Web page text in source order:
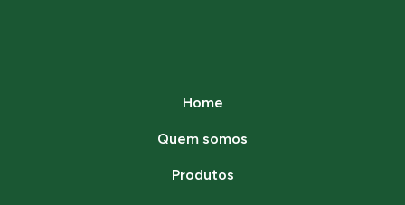
Home
Quem somos
Produtos